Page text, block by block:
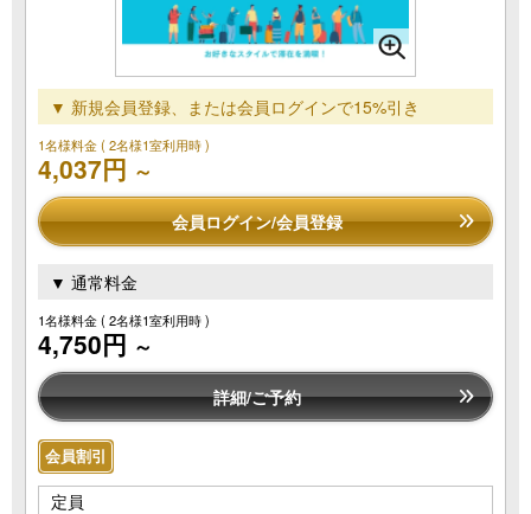
▼ 新規会員登録、または会員ログインで15%引き
1名様料金( 2名様1室利用時 )
4,037円 ～
会員ログイン/会員登録
▼ 通常料金
1名様料金( 2名様1室利用時 )
4,750円 ～
詳細/ご予約
会員割引
定員